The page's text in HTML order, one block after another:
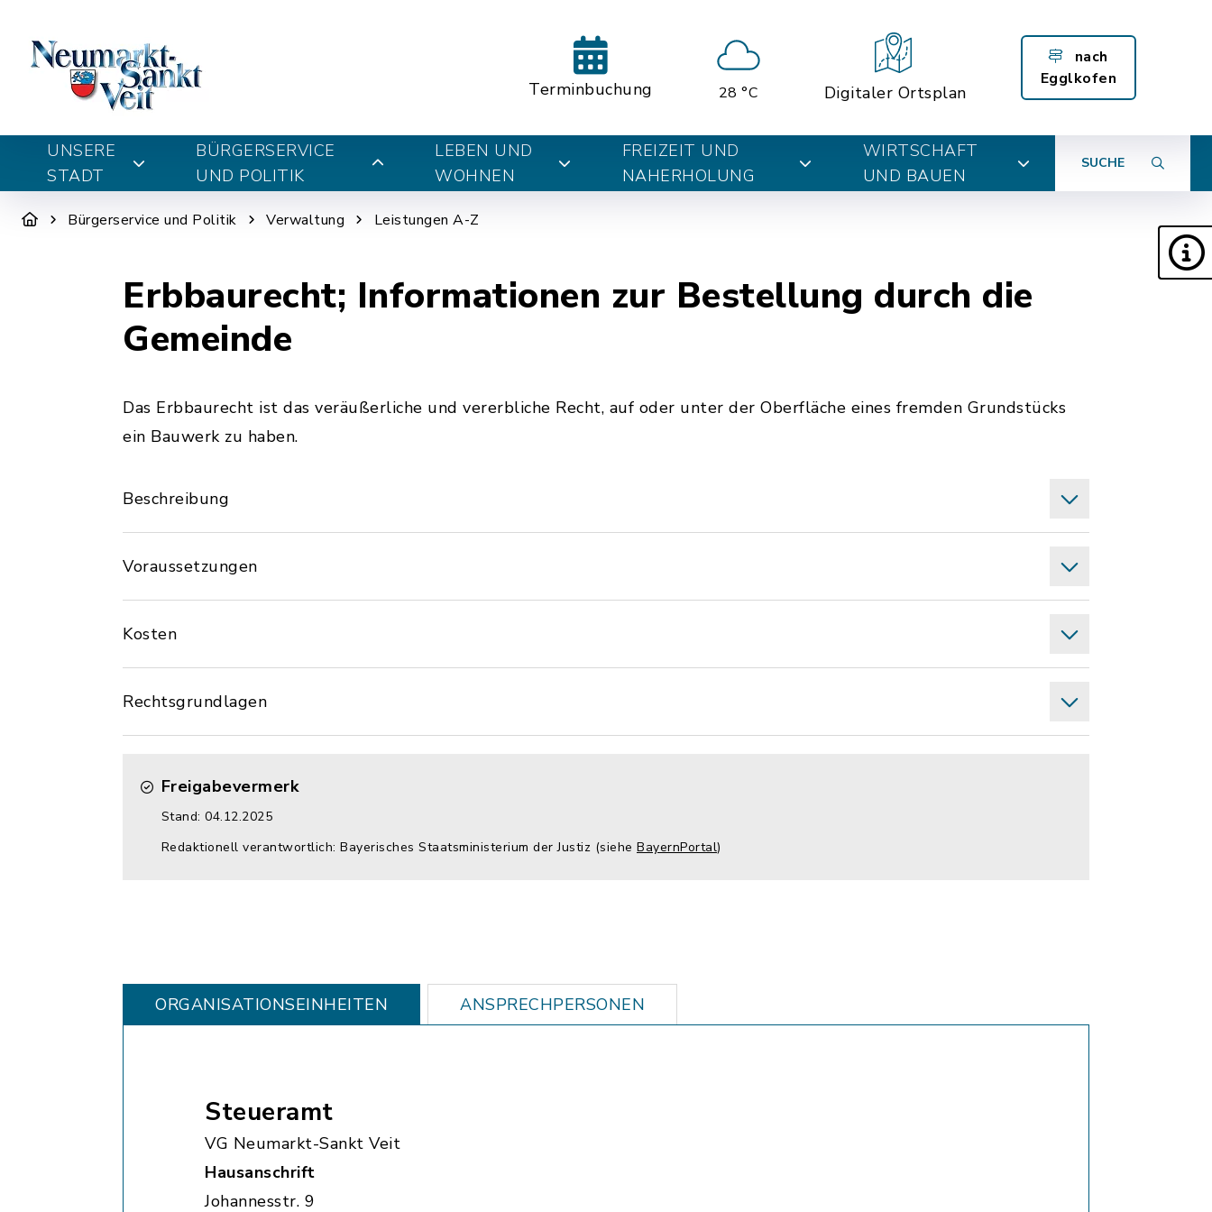
Terminbuchung 28 °C Digitaler Ortsplan
nach
Egglkofen
UNSERE
STADT
BÜRGERSERVICE
UND POLITIK
LEBEN UND
WOHNEN
FREIZEIT UND
NAHERHOLUNG
WIRTSCHAFT
UND BAUEN
SUCHE
Bürgerservice und Politik Verwaltung Leistungen A-Z
Erbbaurecht; Informationen zur Bestellung durch die
Gemeinde
Das Erbbaurecht ist das veräußerliche und vererbliche Recht, auf oder unter der Oberfläche eines fremden Grundstücks
ein Bauwerk zu haben.
Beschreibung
Voraussetzungen
Kosten
Rechtsgrundlagen
Freigabevermerk
Stand: 04.12.2025
Redaktionell verantwortlich: Bayerisches Staatsministerium der Justiz (siehe BayernPortal)
ORGANISATIONS­EINHEITEN ANSPRECHPERSONEN
Steueramt
VG Neumarkt-Sankt Veit
Hausanschrift
Johannesstr. 9